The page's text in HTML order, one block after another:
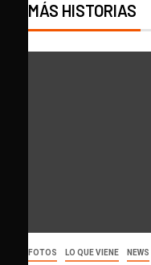
MÁS HISTORIAS
FOTOS LO QUE VIENE NEWS